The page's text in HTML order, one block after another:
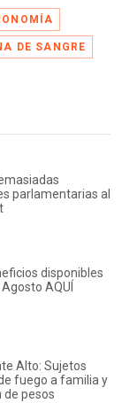
DE SANGRE
parlamentarias al
disponibles
AQUÍ
Alto: Sujetos
fuego a familia y
de pesos